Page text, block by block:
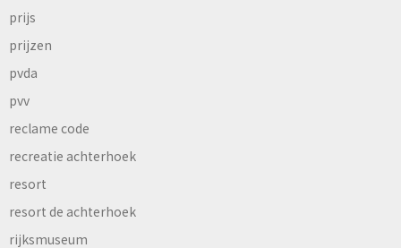
prijs
prijzen
pvda
pvv
reclame code
recreatie achterhoek
resort
resort de achterhoek
rijksmuseum